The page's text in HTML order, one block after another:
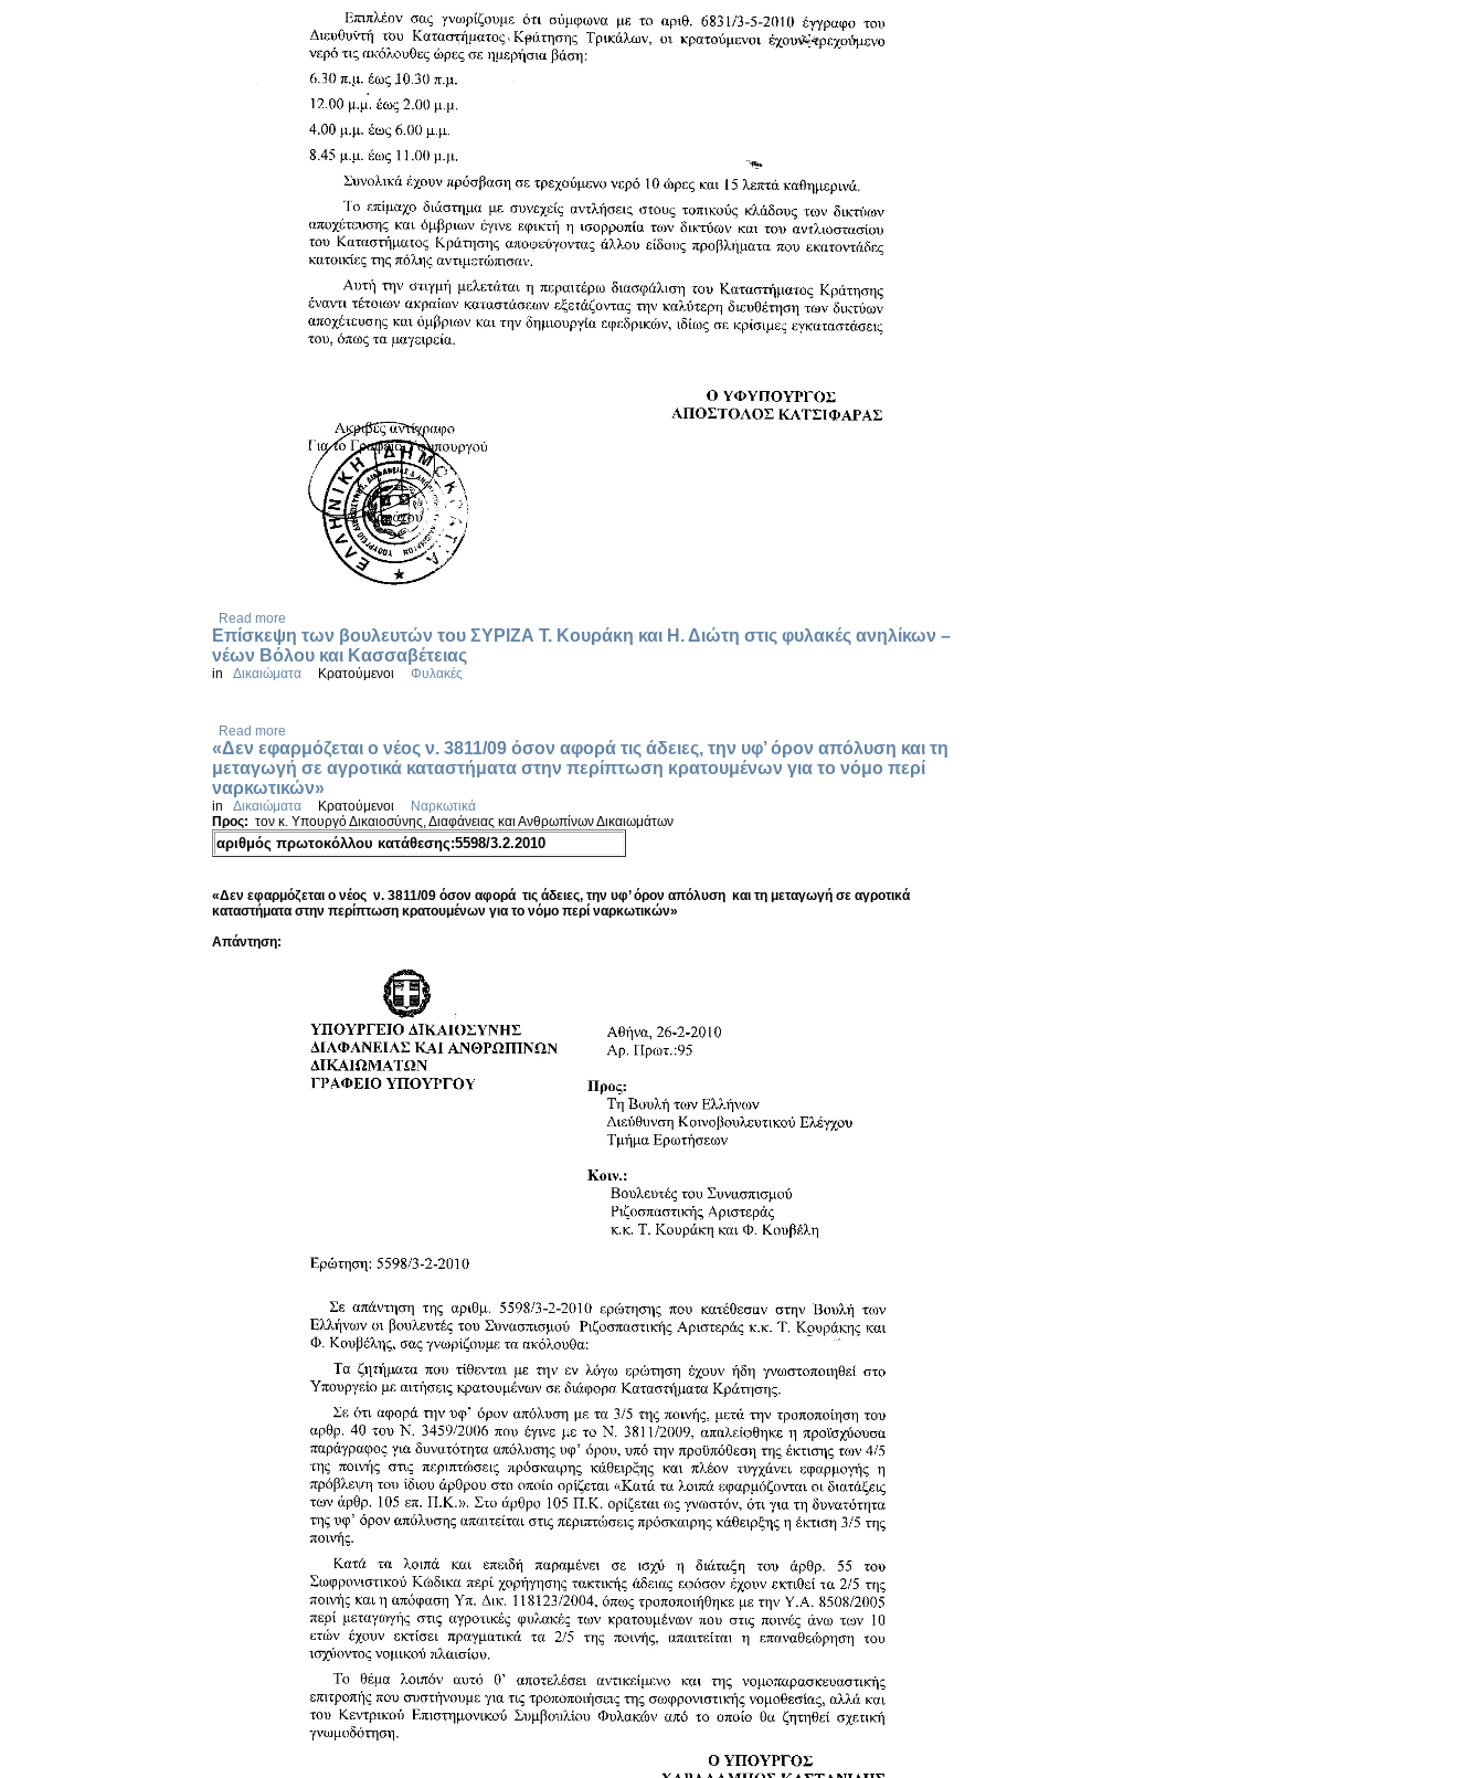
Read more
Επίσκεψη των βουλευτών του ΣΥΡΙΖΑ Τ. Κουράκη και Η. Διώτη στις φυλακές ανηλίκων –
νέων Βόλου και Κασσαβέτειας
in Δικαιώματα Κρατούμενοι Φυλακές
Read more
«Δεν εφαρμόζεται ο νέος ν. 3811/09 όσον αφορά τις άδειες, την υφ’ όρον απόλυση και τη
μεταγωγή σε αγροτικά καταστήματα στην περίπτωση κρατουμένων για το νόμο περί
ναρκωτικών»
in Δικαιώματα Κρατούμενοι
Ναρκωτικά
Προς: τον κ. Υπουργό Δικαιοσύνης, Διαφάνειας και Ανθρωπίνων Δικαιωμάτων
αριθμός πρωτοκόλλου κατάθεσης:5598/3.2.2010
«Δεν εφαρμόζεται ο νέος ν. 3811/09 όσον αφορά τις άδειες, την υφ’ όρον απόλυση και τη μεταγωγή σε αγροτικά
καταστήματα στην περίπτωση κρατουμένων για το νόμο περί ναρκωτικών»
Απάντηση: